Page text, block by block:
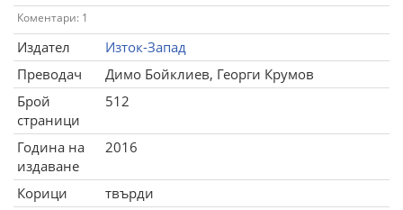
Коментари: 1
Издател
Изток-Запад
Преводач
Димо Бойклиев, Георги Крумов
Брой
страници
512
Година на
издаване
2016
Корици
твърди